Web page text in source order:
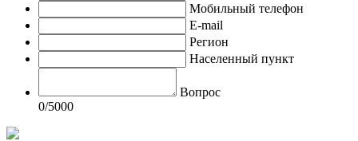
Мобильный телефон
E-mail
Регион
Населенный пункт
Вопрос
0/5000